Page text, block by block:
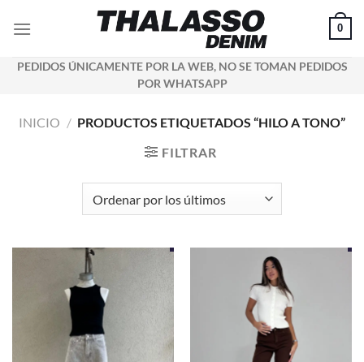
0
PEDIDOS ÚNICAMENTE POR LA WEB, NO SE TOMAN PEDIDOS
POR WHATSAPP
INICIO / PRODUCTOS ETIQUETADOS “HILO A TONO”
FILTRAR